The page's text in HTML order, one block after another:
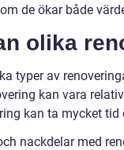
de ökar både
olika
typer av
kan vara
kan ta mycket tid
nackdelar med